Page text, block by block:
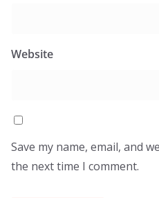
Website
Save my name, email, and
the next time I comment.